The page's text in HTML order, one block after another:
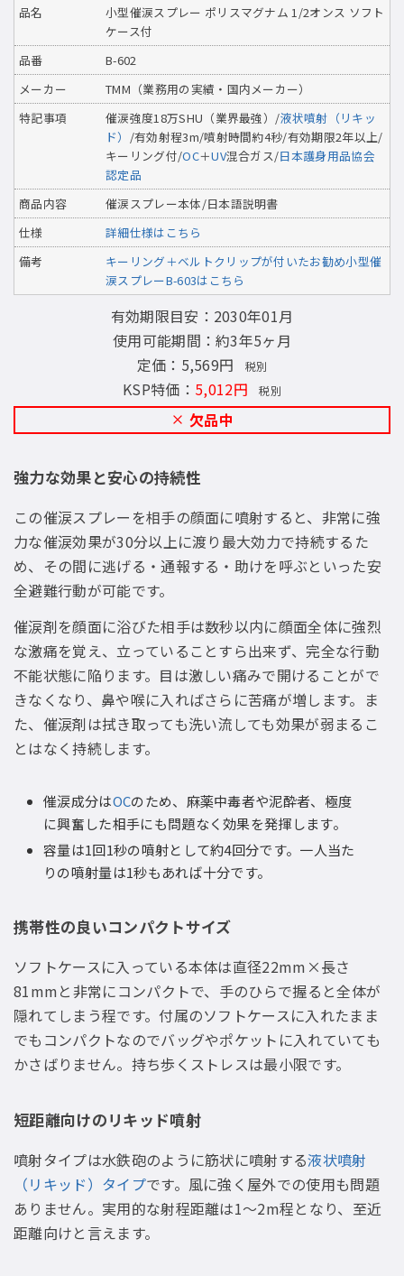
品名
小型催涙スプレー ポリスマグナム 1/2オンス ソフト
ケース付
品番
B-602
メーカー
TMM（業務用の実績・国内メーカー）
特記事項
催涙強度18万SHU（業界最強）/液状噴射（リキッ
ド） /有効射程3m/噴射時間約4秒/有効期限2年以上/
キーリング付/OC＋UV混合ガス/日本護身用品協会
認定品
商品内容
催涙スプレー本体/日本語説明書
仕様
詳細仕様はこちら
備考
キーリング＋ベルトクリップが付いたお勧め小型催
涙スプレーB-603はこちら
有効期限目安：2030年01月
使用可能期間：約3年5ヶ月
定価：5,569円 税別
KSP特価： 5,012円 税別
欠品中
強力な効果と安心の持続性
この催涙スプレーを相手の顔面に噴射すると、非常に強
力な催涙効果が30分以上に渡り最大効力で持続するた
め、その間に逃げる・通報する・助けを呼ぶといった安
全避難行動が可能です。
催涙剤を顔面に浴びた相手は数秒以内に顔面全体に強烈
な激痛を覚え、立っていることすら出来ず、完全な行動
不能状態に陥ります。目は激しい痛みで開けることがで
きなくなり、鼻や喉に入ればさらに苦痛が増します。ま
た、催涙剤は拭き取っても洗い流しても効果が弱まるこ
とはなく持続します。
催涙成分はOCのため、麻薬中毒者や泥酔者、極度
に興奮した相手にも問題なく効果を発揮します。
容量は1回1秒の噴射として約4回分です。一人当た
りの噴射量は1秒もあれば十分です。
携帯性の良いコンパクトサイズ
ソフトケースに入っている本体は直径22mm×長さ
81mmと非常にコンパクトで、手のひらで握ると全体が
隠れてしまう程です。付属のソフトケースに入れたまま
でもコンパクトなのでバッグやポケットに入れていても
かさばりません。持ち歩くストレスは最小限です。
短距離向けのリキッド噴射
噴射タイプは水鉄砲のように筋状に噴射する液状噴射
（リキッド）タイプです。風に強く屋外での使用も問題
ありません。実用的な射程距離は1〜2m程となり、至近
距離向けと言えます。